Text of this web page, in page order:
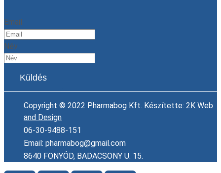
Email
Név
Küldés
Copyright © 2022 Pharmabog Kft. Készítette: 2K Web
and Design
06-30-9488-151
Email: pharmabog@gmail.com
8640 FONYÓD, BADACSONY U. 15.